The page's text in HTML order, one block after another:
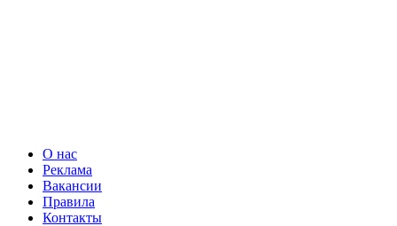
О нас
Реклама
Вакансии
Правила
Контакты